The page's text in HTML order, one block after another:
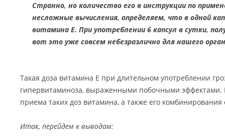
Странно, но количество его в инструкции по
несложные вычисления, определяем, что в одной
витамина Е. При употреблении 6 капсул в сутки,
вот это уже совсем небезразлично для нашего
Такая доза витамина Е при длительном употреблении
гипервитаминоза, выраженными побочными эффектами.
приема таких доз витамина, а также его
Итак, перейдем к выводам: